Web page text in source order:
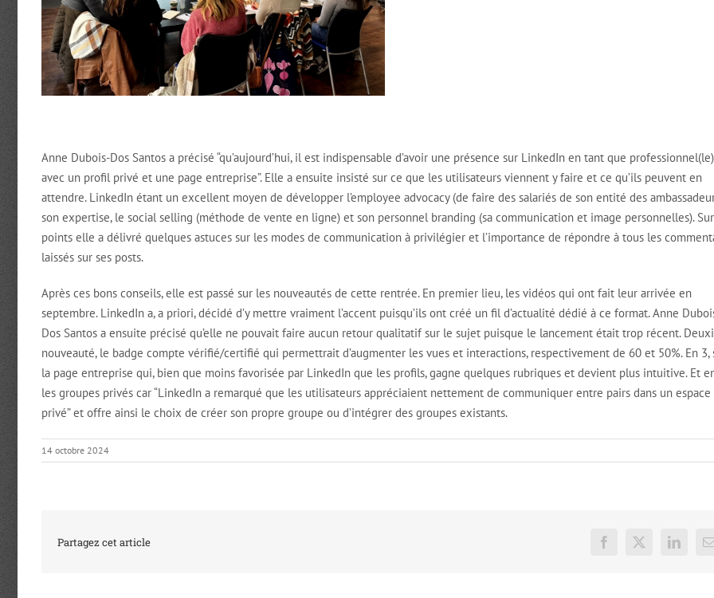
Anne Dubois-Dos Santos a précisé “qu’aujourd’hui, il est indispensable d’avoir une présence sur LinkedIn en tant que
avec un profil privé et une page entreprise”. Elle a ensuite insisté sur ce que les utilisateurs viennent y faire et ce qu’ils peuvent en
attendre. LinkedIn étant un excellent moyen de développer l’employee advocacy (de faire des salariés de son entité des
son expertise, le social selling (méthode de vente en ligne) et son personnel branding (sa communication et image personnelles).
points elle a délivré quelques astuces sur les modes de communication à privilégier et l’importance de répondre à tous les
laissés sur ses posts.
Après ces bons conseils, elle est passé sur les nouveautés de cette rentrée. En premier lieu, les vidéos qui ont fait leur arrivée en
septembre. LinkedIn a, a priori, décidé d’y mettre vraiment l’accent puisqu’ils ont créé un fil d’actualité dédié à ce format. Anne
Dos Santos a ensuite précisé qu’elle ne pouvait faire aucun retour qualitatif sur le sujet puisque le lancement était trop récent.
nouveauté, le badge compte vérifié/certifié qui permettrait d’augmenter les vues et interactions, respectivement de 60 et 50%. En 3,
la page entreprise qui, bien que moins favorisée par LinkedIn que les profils, gagne quelques rubriques et devient plus intuitive. Et
les groupes privés car “LinkedIn a remarqué que les utilisateurs appréciaient nettement de communiquer entre pairs dans un espace
privé” et offre ainsi le choix de créer son propre groupe ou d’intégrer des groupes existants.
14 octobre 2024
Partagez cet article Facebook
X